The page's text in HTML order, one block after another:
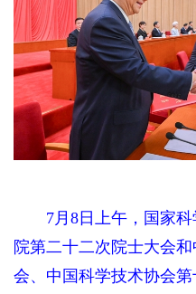
7月8日上午，国家科
院第二十二次院士大会
会、中国科学技术协会